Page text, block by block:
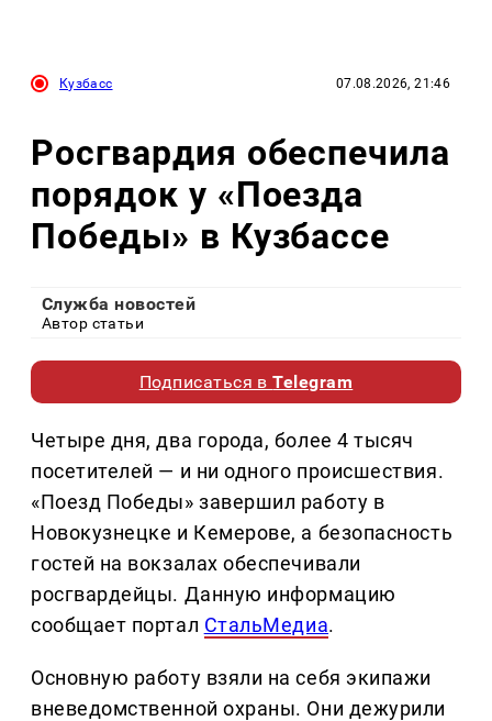
Кузбасс 07.08.2026, 21:46
Росгвардия обеспечила
порядок у «Поезда
Победы» в Кузбассе
Служба новостей
Автор статьи
Подписаться вTelegram
Четыре дня, два города, более 4 тысяч
посетителей — и ни одного происшествия.
«Поезд Победы» завершил работу в
Новокузнецке и Кемерове, а безопасность
гостей на вокзалах обеспечивали
росгвардейцы. Данную информацию
сообщает портал СтальМедиа.
Основную работу взяли на себя экипажи
вневедомственной охраны. Они дежурили